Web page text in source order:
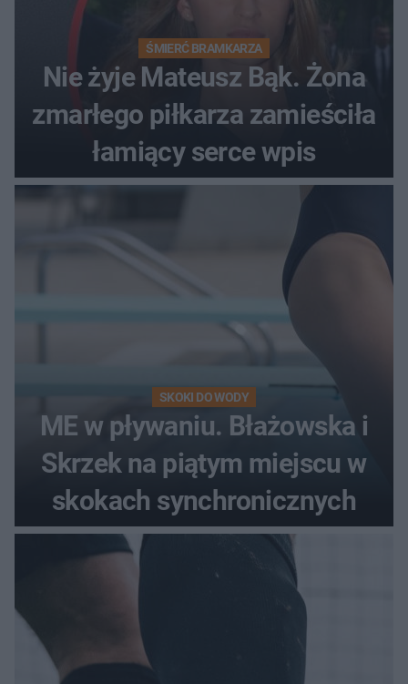
ŚMIERĆ BRAMKARZA
Nie żyje Mateusz Bąk. Żona
zmarłego piłkarza zamieściła
łamiący serce wpis
SKOKI DO WODY
ME w pływaniu. Błażowska i
Skrzek na piątym miejscu w
skokach synchronicznych